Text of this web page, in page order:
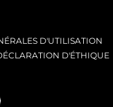
D'UTILISATION
D'ÉTHIQUE